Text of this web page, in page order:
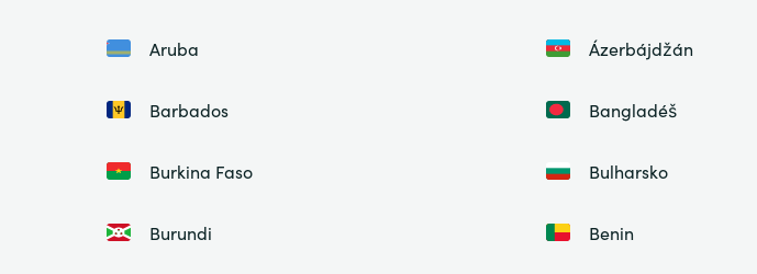
Aruba Ázerbájdžán
Barbados Bangladéš
Burkina Faso Bulharsko
Burundi Benin